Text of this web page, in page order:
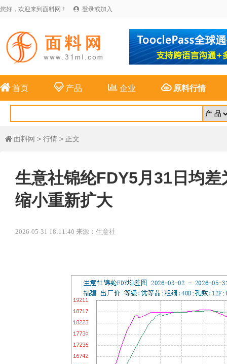
您好，欢迎来到面料网！  登录或加入
 首页 产品 企业 原料行情
 面料网 > 行情 > 正文
生意社锦纶FDY5月31日均
缩小重新扩大
2026-05-31 18:11:40 来源：生意社